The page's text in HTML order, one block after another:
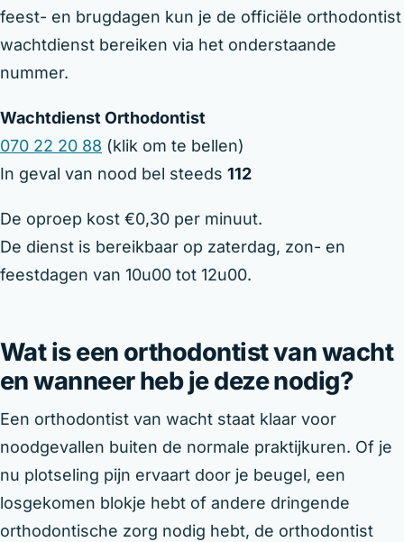
feest- en brugdagen kun je de officiële orthodontist
wachtdienst bereiken via het onderstaande
nummer.
Wachtdienst Orthodontist
070 22 20 88 (klik om te bellen)
In geval van nood bel steeds 112
De oproep kost €0,30 per minuut.
De dienst is bereikbaar op zaterdag, zon- en
feestdagen van 10u00 tot 12u00.
Wat is een orthodontist van wacht
en wanneer heb je deze nodig?
Een orthodontist van wacht staat klaar voor
noodgevallen buiten de normale praktijkuren. Of je
nu plotseling pijn ervaart door je beugel, een
losgekomen blokje hebt of andere dringende
orthodontische zorg nodig hebt, de orthodontist